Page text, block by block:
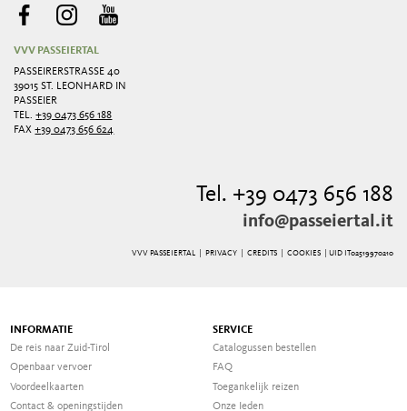
VVV PASSEIERTAL
PASSEIRERSTRASSE 40
39015 ST. LEONHARD IN
PASSEIER
TEL.+39 0473 656 188
FAX+39 0473 656 624
Tel. +39 0473 656 188
info@passeiertal.it
VVV PASSEIERTAL | PRIVACY| CREDITS| COOKIES | UID IT02519970210
INFORMATIE
De reis naar Zuid-Tirol
Openbaar vervoer
Voordeelkaarten
Contact & openingstijden
SERVICE
Catalogussen bestellen
FAQ
Toegankelijk reizen
Onze Ieden